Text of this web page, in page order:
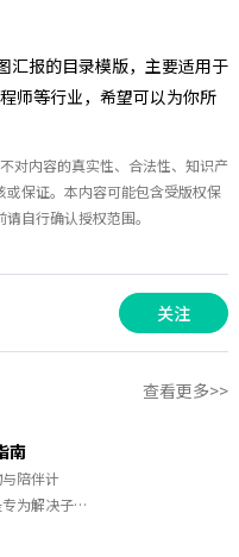
汇报的目录模版，主要适用于
师等行业，希望可以为你所
对内容的真实性、合法性、知识产
保证。本内容可能包含受版权保
自行确认授权范围。
关注
查看更多>>
南
陪伴计
为解决子